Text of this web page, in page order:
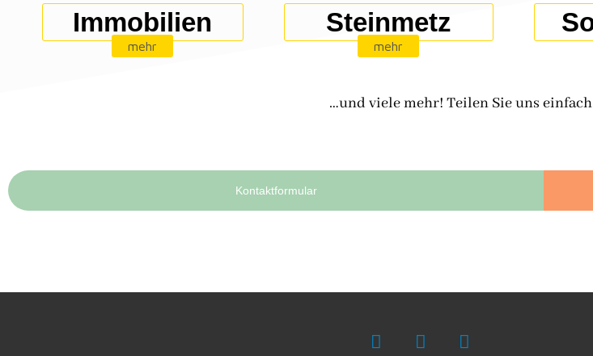
Immobilien
mehr
Steinmetz
mehr
…und viele mehr! Teilen Sie uns
Kontaktformular